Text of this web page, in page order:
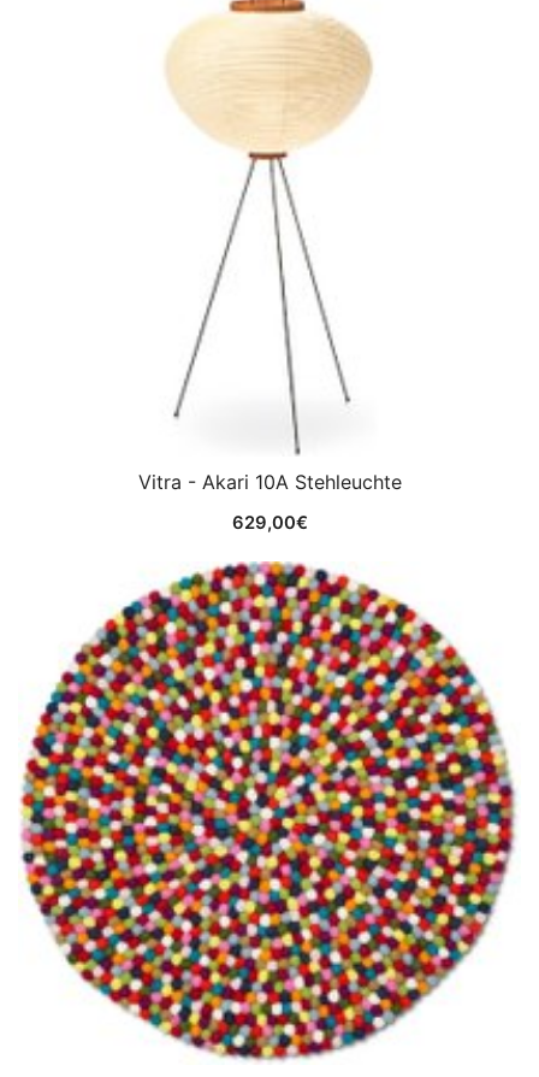
Vitra - Akari 10A Stehleuchte
629,00€